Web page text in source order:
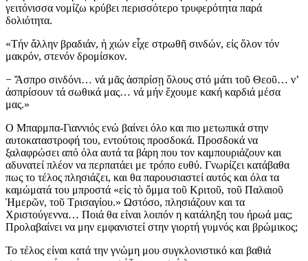
γειτόνισσα νομίζω κρύβει περισσότερο τρυφερότητα παρά
δολιότητα.
«Τήν ἄλλην βραδιάν, ἡ χιών εἶχε στρωθῆ σινδών, εἰς ὅλον τόν
μακρόν, στενόν δρομίσκον.
− Ἄσπρο σινδόνι… νά μᾶς ἀσπρίσῃ ὅλους στό μάτι τοῦ Θεοῦ… ν’
ἀσπρίσουν τά σωθικά μας… νά μήν ἔχουμε κακή καρδιά μέσα
μας.»
Ο Μπαρμπα-Γιαννιός ενώ βαίνει όλο και πιο μετωπικά στην
αυτοκαταστροφή του, εντούτοις προσδοκά. Προσδοκά να
ξαλαφρώσει από όλα αυτά τα βάρη που τον καμπουριάζουν και
αδυνατεί πλέον να περπατάει με τρόπο ευθύ. Γνωρίζει κατάβαθα
πως το τέλος πλησιάζει, και θα παρουσιαστεί αυτός και όλα τα
καμώματά του μπροστά «εἰς τὸ ὄμμα τοῦ Κριτοῦ, τοῦ Παλαιοῦ
Ἡμερῶν, τοῦ Τρισαγίου.» Ωστόσο, πλησιάζουν και τα
Χριστούγεννα… Ποιά θα είναι λοιπόν η κατάληξη του ήρωά μας;
Προλαβαίνει να μην εμφανιστεί στην γιορτή γυμνός και βρώμικος;
Το τέλος είναι κατά την γνώμη μου συγκλονιστικό και βαθιά